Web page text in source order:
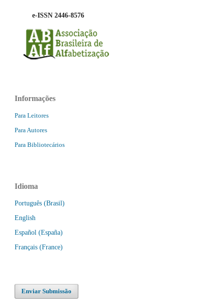
e-ISSN 2446-8576
Informações
Para Leitores
Para Autores
Para Bibliotecários
Idioma
Português (Brasil)
English
Español (España)
Français (France)
Enviar Submissão